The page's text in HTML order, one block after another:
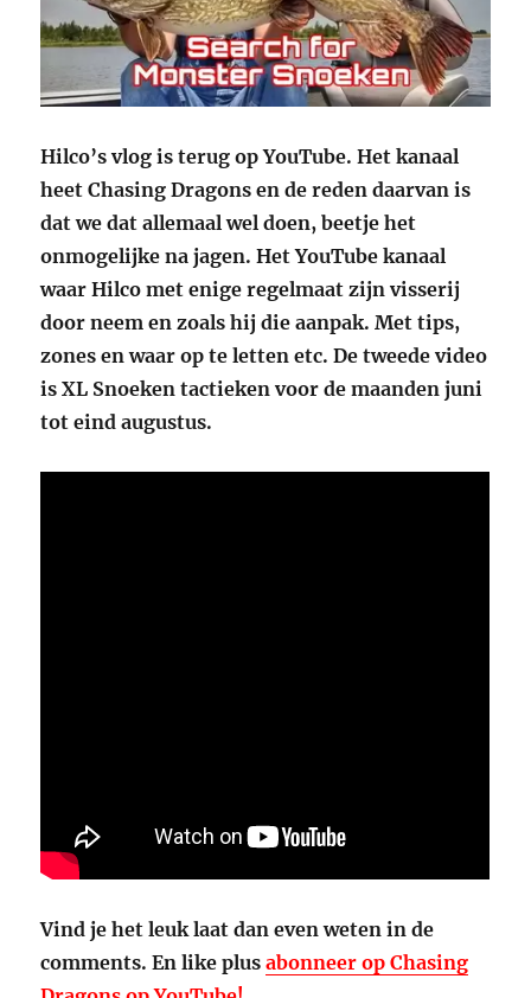
Hilco’s vlog is terug op YouTube. Het kanaal
heet Chasing Dragons en de reden daarvan is
dat we dat allemaal wel doen, beetje het
onmogelijke na jagen. Het YouTube kanaal
waar Hilco met enige regelmaat zijn visserij
door neem en zoals hij die aanpak. Met tips,
zones en waar op te letten etc. De tweede video
is XL Snoeken tactieken voor de maanden juni
tot eind augustus.
Vind je het leuk laat dan even weten in de
comments. En like plusabonneer op Chasing